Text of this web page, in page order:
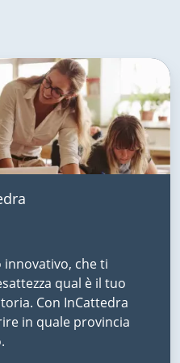
che ti
qual è il tuo
Con InCattedra
in quale provincia